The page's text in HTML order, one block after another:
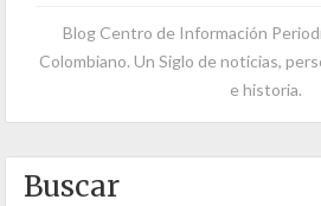
Blog Centro de Información
Colombiano. Un Siglo de noticias,
e historia.
Buscar